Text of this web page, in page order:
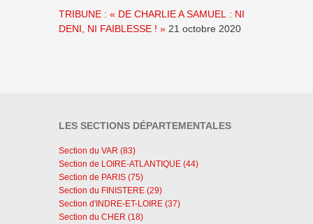
TRIBUNE : « DE CHARLIE A SAMUEL : NI
DENI, NI FAIBLESSE ! » 21 octobre 2020
LES SECTIONS DÉPARTEMENTALES
Section du VAR (83)
Section de LOIRE-ATLANTIQUE (44)
Section de PARIS (75)
Section du FINISTERE (29)
Section d'INDRE-ET-LOIRE (37)
Section du CHER (18)